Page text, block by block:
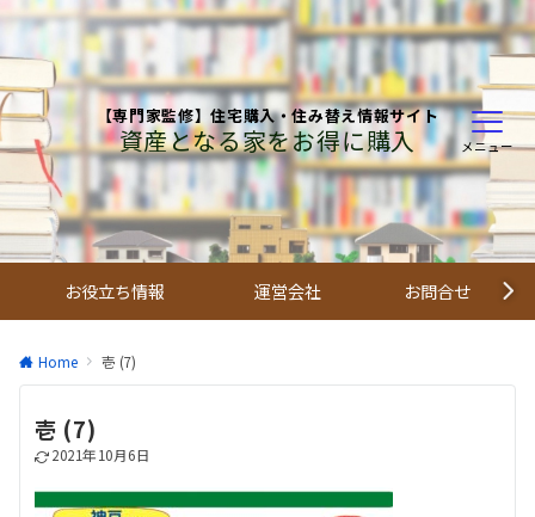
【専門家監修】住宅購入・住み替え情報サイト
資産となる家をお得に購入 メニュー
お役立ち情報 運営会社 お問合せ
Home 壱 (7)
壱 (7)
2021年10月6日